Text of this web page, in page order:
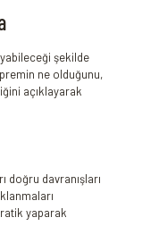
şekilde
ne olduğunu,
açıklayarak
doğru davranışları
yaparak